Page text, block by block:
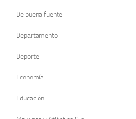
De buena fuente
Departamento
Deporte
Economía
Educación